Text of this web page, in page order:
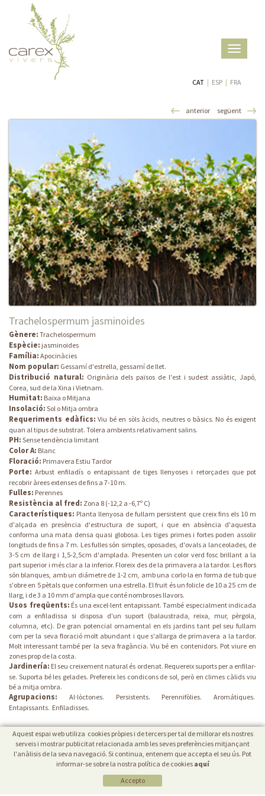
Toggle
CAT | ESP | FRA
anterior següent
Trachelospermum jasminoides
Gènere: Trachelospermum
Espècie: jasminoides
Família: Apocinàcies
Nom popular: Gessamí d'estrella, gessamí de llet.
Distribució natural: Originària dels països de l'est i sudest assiàtic, Japó,
Corea, sud de la Xina i Vietnam.
Humitat: Baixa o Mitjana
Insolació: Sol o Mitja ombra
Requeriments edàfics: Viu bé en sòls àcids, neutres o bàsics. No és exigent
quan al tipus de substrat. Tolera ambients relativament salins.
PH: Sense tendència limitant
Color A: Blanc
Floració: Primavera Estiu Tardor
Porte: Arbust enfiladís o entapissant de tiges llenyoses i retorçades que pot
recobrir àrees extenses de fins a 7-10 m.
Fulles: Perennes
Resistència al fred: Zona 8 (-12,2 a -6,7º C)
Característiques: Planta llenyosa de fullam persistent que creix fins els 10 m
d'alçada en presència d'estructura de suport, i que en absència d'aquesta
conforma una mata densa quasi globosa. Les tiges primes i fortes poden assolir
longituds de fins a 7 m. Les fulles són simples, oposades, d'ovals a lanceolades, de
3-5 cm de llarg i 1,5-2,5cm d'amplada. Presenten un color verd fosc brillant a la
part superior i més clar a la inferior. Floreix des de la primavera a la tardor. Les flors
són blanques, amb un diámetre de 1-2 cm, amb una corlo·la en forma de tub que
s'obre en 5 pètals que conformen una estrella. El fruit és un folicle de 10 a 25 cm de
llarg, i de 3 a 10 mm d'ampla que conté nombroses llavors.
Usos freqüents: És una excel·lent entapissant. També especialment indicada
com a enfiladissa si disposa d'un suport (balaustrada, reixa, mur, pèrgola,
columna, etc). De gran potencial ornamental en els jardins tant pel seu fullam
com per la seva floració molt abundant i que s'allarga de primavera a la tardor.
Molt interessant també per la seva fragància. Viu bé en contenidors. Pot viure en
zones prop de la costa.
Jardinería: El seu creixement natural és ordenat. Requereix suports per a enfilar-
se. Suporta bé les gelades. Prefereix les condicons de sol, però en climes càlids viu
bé a mitja ombra.
Agrupacions: Al·lòctones. Persistents. Perennifòlies.
Aromátiques.
Entapissants. Enfiladisses.
PROTECCIÓ DE DADES
Aquest espai web utiliza cookies pròpies i de tercers per tal de millorar els nostres
serveis i mostrar publicitat relacionada amb les seves preferències mitjançant
l'anàlisis de la seva navegació. Si continua, entenem que accepta el seu ús. Pot
informar-se sobre la nostra política de cookies aquí
Accepto